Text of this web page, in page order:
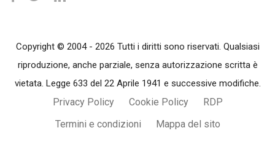
Copyright © 2004 - 2026 Tutti i diritti sono riservati. Qualsiasi
riproduzione, anche parziale, senza autorizzazione scritta è
vietata. Legge 633 del 22 Aprile 1941 e successive modifiche.
Privacy Policy Cookie Policy
RDP
Termini e condizioni
Mappa del sito